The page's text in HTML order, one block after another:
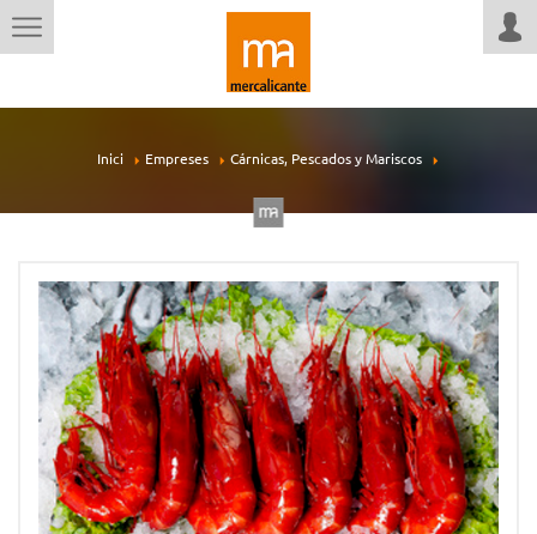
Inici Empreses Cárnicas, Pescados y Mariscos